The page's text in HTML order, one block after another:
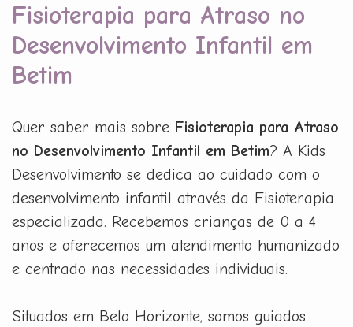
Fisioterapia para Atraso no
Desenvolvimento Infantil em
Betim
Quer saber mais sobre Fisioterapia para Atraso
no Desenvolvimento Infantil em Betim? A Kids
Desenvolvimento se dedica ao cuidado com o
desenvolvimento infantil através da Fisioterapia
especializada. Recebemos crianças de 0 a 4
anos e oferecemos um atendimento humanizado
e centrado nas necessidades individuais.
Situados em Belo Horizonte, somos guiados